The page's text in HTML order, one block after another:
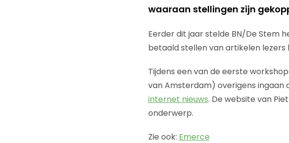
waaraan stellingen zijn
Eerder dit jaar stelde BN/De Stem
betaald stellen van artikelen lezers
Tijdens een van de eerste
van Amsterdam) overigens ingaan
internet nieuws. De website van
onderwerp.
Zie ook: Emerce